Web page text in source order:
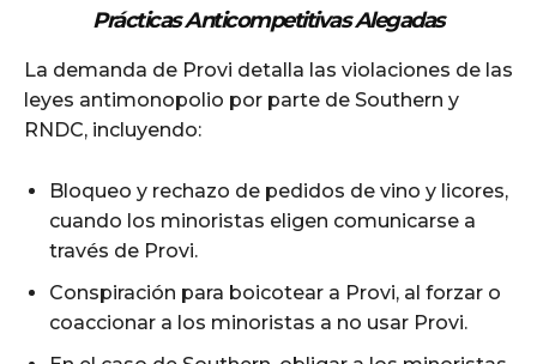
Prácticas Anticompetitivas Alegadas
La demanda de Provi detalla las violaciones de las
leyes antimonopolio por parte de Southern y
RNDC, incluyendo:
Bloqueo y rechazo de pedidos de vino y licores,
cuando los minoristas eligen comunicarse a
través de Provi.
Conspiración para boicotear a Provi, al forzar o
coaccionar a los minoristas a no usar Provi.